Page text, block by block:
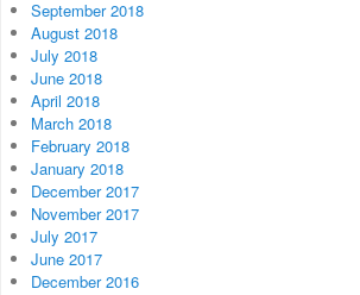
September 2018
August 2018
July 2018
June 2018
April 2018
March 2018
February 2018
January 2018
December 2017
November 2017
July 2017
June 2017
December 2016